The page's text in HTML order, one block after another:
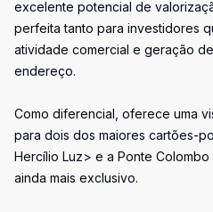
excelente potencial de
perfeita tanto para investidores
atividade comercial e geração
endereço.
Como diferencial, oferece uma
para dois dos maiores cartões-
Hercílio Luz> e a Ponte
ainda mais exclusivo.